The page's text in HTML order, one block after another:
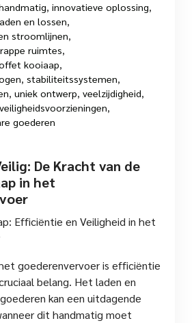
, innovatieve oplossing,
en lossen,
stroomlijnen,
ruimtes,
kooiaap,
, stabiliteitssystemen,
, uniek ontwerp, veelzijdigheid,
veiligheidsvoorzieningen,
goederen
De Kracht van de
in het
Efficiëntie en Veiligheid in het
goederenvervoer is efficiëntie
belang. Het laden en
kan een uitdagende
dit handmatig moet